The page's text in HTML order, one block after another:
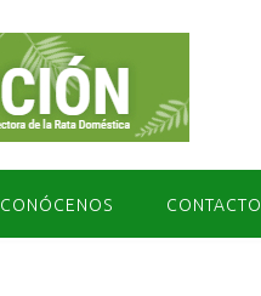
CONÓCENOS CONTACTO